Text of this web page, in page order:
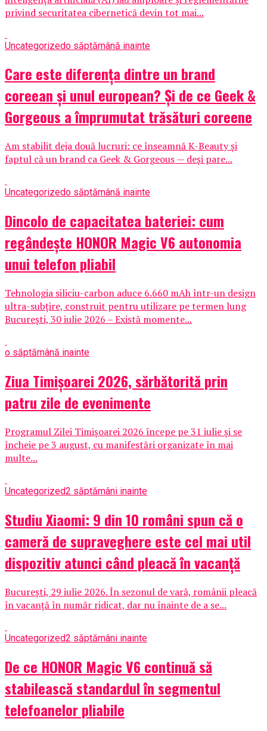
privind securitatea cibernetică devin tot mai...
Uncategorizedo săptămână inainte
Care este diferența dintre un brand
coreean și unul european? Și de ce Geek &
Gorgeous a împrumutat trăsături coreene
Am stabilit deja două lucruri: ce înseamnă K-Beauty și
faptul că un brand ca Geek & Gorgeous — deși pare...
Uncategorizedo săptămână inainte
Dincolo de capacitatea bateriei: cum
regândește HONOR Magic V6 autonomia
unui telefon pliabil
Tehnologia siliciu-carbon aduce 6.660 mAh într-un design
ultra-subțire, construit pentru utilizare pe termen lung
București, 30 iulie 2026 – Există momente...
o săptămână inainte
Ziua Timișoarei 2026, sărbătorită prin
patru zile de evenimente
Programul Zilei Timișoarei 2026 începe pe 31 iulie și se
încheie pe 3 august, cu manifestări organizate în mai
multe...
Uncategorized2 săptămâni inainte
Studiu Xiaomi: 9 din 10 români spun că o
cameră de supraveghere este cel mai util
dispozitiv atunci când pleacă în vacanță
București, 29 iulie 2026. În sezonul de vară, românii pleacă
în vacanță în număr ridicat, dar nu înainte de a se...
Uncategorized2 săptămâni inainte
De ce HONOR Magic V6 continuă să
stabilească standardul în segmentul
telefoanelor pliabile